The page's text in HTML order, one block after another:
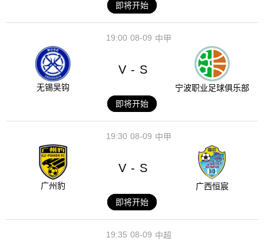
即将开始
08-09
19:00 中甲
无锡吴钩
V - S
宁波职业足球俱乐部
即将开始
08-09
19:30 中甲
广州豹
V - S
广西恒宸
即将开始
08-09
19:35 中超